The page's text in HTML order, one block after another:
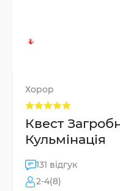
Хорор
Квест
Кульмінація
131 відгук
2-4(8)